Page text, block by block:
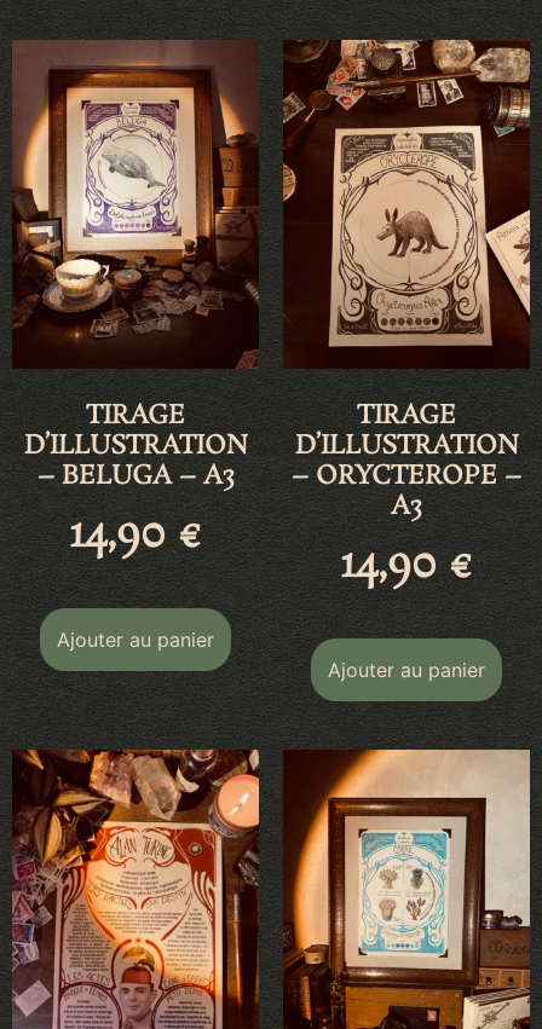
TIRAGE
D’ILLUSTRATION
– BELUGA – A3
14,90€
Ajouter au panier
TIRAGE
D’ILLUSTRATION
– ORYCTEROPE –
A3
14,90€
Ajouter au panier